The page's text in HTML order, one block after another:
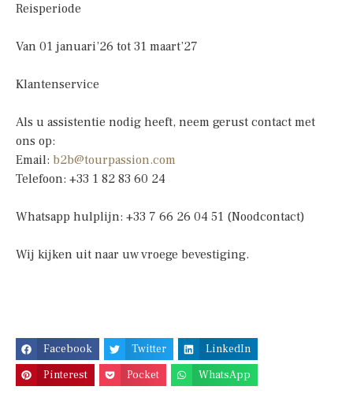
Reisperiode
Van 01 januari’26 tot 31 maart’27
Klantenservice
Als u assistentie nodig heeft, neem gerust contact met
ons op:
Email: b2b@tourpassion.com
Telefoon: +33 1 82 83 60 24
Whatsapp hulplijn: +33 7 66 26 04 51 (Noodcontact)
Wij kijken uit naar uw vroege bevestiging.
Facebook Twitter
LinkedIn
Pinterest
Pocket WhatsApp